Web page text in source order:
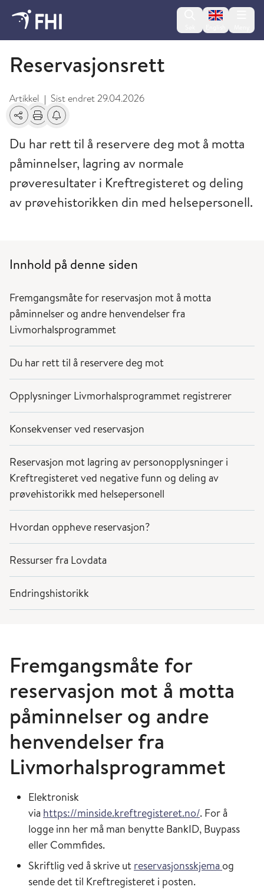
Change
Livmorhalsprogrammet
Reservasjonsrett
Artikkel | Sist endret29.04.2026
Del Skriv utFå varsel om endringer
Du har rett til å reservere deg mot å motta
påminnelser, lagring av normale
prøveresultater i Kreftregisteret og deling
av prøvehistorikken din med helsepersonell.
Innhold på denne siden
Fremgangsmåte for reservasjon mot å motta
påminnelser og andre henvendelser fra
Livmorhalsprogrammet
Du har rett til å reservere deg mot
Opplysninger Livmorhalsprogrammet registrerer
Konsekvenser ved reservasjon
Reservasjon mot lagring av personopplysninger i
Kreftregisteret ved negative funn og deling av
prøvehistorikk med helsepersonell
Hvordan oppheve reservasjon?
Ressurser fra Lovdata
Endringshistorikk
Fremgangsmåte for
reservasjon mot å motta
påminnelser og andre
henvendelser fra
Livmorhalsprogrammet
Elektronisk
via https://minside.kreftregisteret.no/. For å
logge inn her må man benytte BankID, Buypass
eller Commfides.
Skriftlig ved å skrive ut reservasjonsskjema og
sende det til Kreftregisteret i posten.